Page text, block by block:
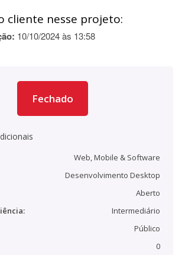
cliente nesse projeto:
10/10/2024 às 13:58
Fechado
Web, Mobile & Software
Desenvolvimento Desktop
Aberto
Intermediário
Público
0